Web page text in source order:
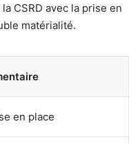
CSRD avec la prise en
matérialité.
en place